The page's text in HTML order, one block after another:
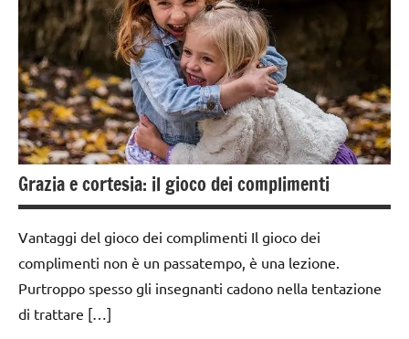
materiale
didattico
San
Martino
TUTTI GLI
ARGOMENTI
TUTTI GLI
a 3
anni
dai
3 ai
6
anni
dai
6
anni
giochi
d'arte
Grazia e cortesia: il gioco dei complimenti
Vantaggi del gioco dei complimenti Il gioco dei
complimenti non è un passatempo, è una lezione.
Purtroppo spesso gli insegnanti cadono nella tentazione
di trattare […]